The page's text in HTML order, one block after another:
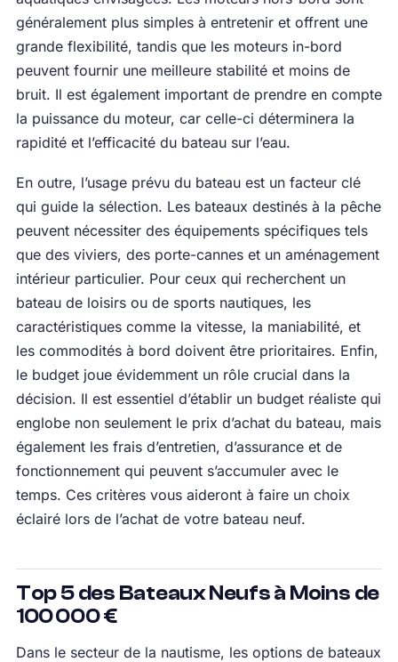
généralement plus simples à entretenir et offrent une
grande flexibilité, tandis que les moteurs in-bord
peuvent fournir une meilleure stabilité et moins de
bruit. Il est également important de prendre en compte
la puissance du moteur, car celle-ci déterminera la
rapidité et l’efficacité du bateau sur l’eau.
En outre, l’usage prévu du bateau est un facteur clé
qui guide la sélection. Les bateaux destinés à la pêche
peuvent nécessiter des équipements spécifiques tels
que des viviers, des porte-cannes et un aménagement
intérieur particulier. Pour ceux qui recherchent un
bateau de loisirs ou de sports nautiques, les
caractéristiques comme la vitesse, la maniabilité, et
les commodités à bord doivent être prioritaires. Enfin,
le budget joue évidemment un rôle crucial dans la
décision. Il est essentiel d’établir un budget réaliste qui
englobe non seulement le prix d’achat du bateau, mais
également les frais d’entretien, d’assurance et de
fonctionnement qui peuvent s’accumuler avec le
temps. Ces critères vous aideront à faire un choix
éclairé lors de l’achat de votre bateau neuf.
Top 5 des Bateaux Neufs à Moins de
100 000 €
Dans le secteur de la nautisme, les options de bateaux